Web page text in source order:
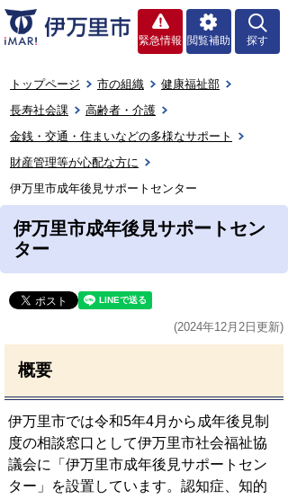
緊急情報 閲覧補助 探す
トップページ 市の組織
健康福祉部
長寿社会課
高齢者・介護
金銭・交通・住まいなどの多様なサポート
財産管理等が心配な方に
伊万里市成年後見サポートセンター
伊万里市成年後見サポートセン
ター
(2024年12月2日更新)
概要
伊万里市では令和5年4月から成年後見制
度の相談窓口として伊万里市社会福祉協
議会に「伊万里市成年後見サポートセン
ター」を設置しています。認知症、知的